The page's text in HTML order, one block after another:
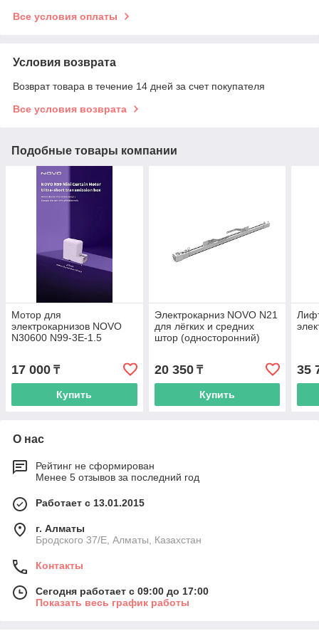
Все условия оплаты
Условия возврата
Возврат товара в течение 14 дней за счет покупателя
Все условия возврата
Подобные товары компании
Мотор для
электрокарнизов NOVO
N30600 N99-3E-1.5
17 000 ₸
Купить
Электрокарниз NOVO N21
для лёгких и средних
штор (односторонний)
20 350₸
Купить
35
О нас
Рейтинг не сформирован
Менее 5 отзывов за последний год
Работает с 13.01.2015
г. Алматы
Бродского 37/E, Алматы, Казахстан
Контакты
Сегодня работает с 09:00 до 17:00
Показать весь график работы